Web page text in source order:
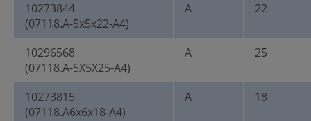
10273844
(07118.A-5x5x22-A4)
A 22
10296568
(07118.A-5X5X25-A4)
A 25
10273815
(07118.A6x6x18-A4)
A 18